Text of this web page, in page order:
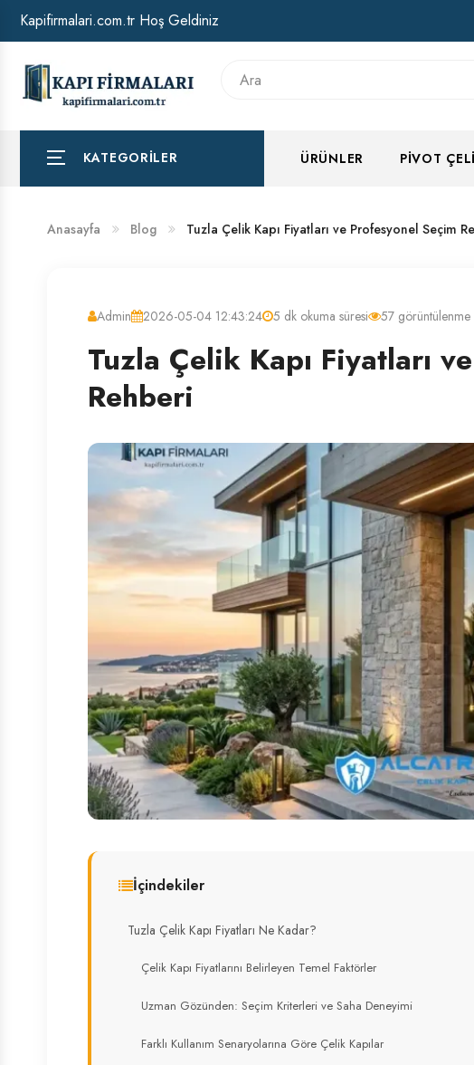
HAKKIMIZDA
BANKA HESAP NUMARALARIMIZ
Kapifirmalari.com.tr Hoş Geldiniz
KATEGORILER ÜRÜNLER PIVOT
Anasayfa Blog Tuzla Çelik Kapı Fiyatları ve Profesyonel Seçim
Admin 2026-05-04 12:43:24 5 dk okuma süresi 57 görüntülenme
Tuzla Çelik Kapı Fiyatları
Rehberi
İçindekiler
Tuzla Çelik Kapı Fiyatları Ne Kadar?
Çelik Kapı Fiyatlarını Belirleyen Temel Faktörler
Uzman Gözünden: Seçim Kriterleri ve Saha Deneyimi
Farklı Kullanım Senaryolarına Göre Çelik Kapılar